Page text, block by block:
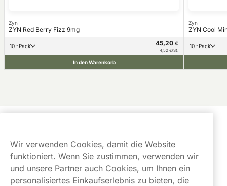
Zyn
ZYN Red Berry Fizz 9mg
10 -Pack 45,20 €
4,52 €/St.
In den Warenkorb
Zyn
ZYN Cool
10 -Pack
Links
Über uns
Wir verwenden Cookies, damit die Website
funktioniert. Wenn Sie zustimmen, verwenden wir
und unsere Partner auch Cookies, um Ihnen ein
personalisiertes Einkaufserlebnis zu bieten, die